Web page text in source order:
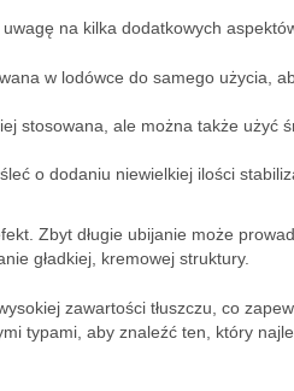
na kilka dodatkowych
w lodówce do samego użycia,
stosowana, ale można także użyć
o dodaniu niewielkiej ilości
Zbyt długie ubijanie może
gładkiej, kremowej struktury.
zawartości tłuszczu, co
typami, aby znaleźć ten, który